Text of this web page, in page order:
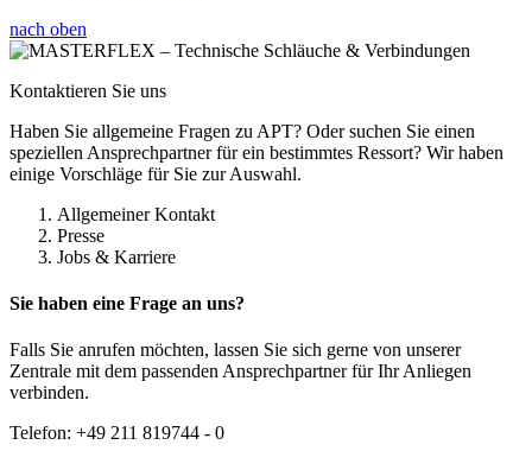
nach oben
Kontaktieren Sie uns
Haben Sie allgemeine Fragen zu APT? Oder suchen Sie einen
speziellen Ansprechpartner für ein bestimmtes Ressort? Wir haben
einige Vorschläge für Sie zur Auswahl.
Allgemeiner Kontakt
Presse
Jobs & Karriere
Sie haben eine Frage an uns?
Falls Sie anrufen möchten, lassen Sie sich gerne von unserer
Zentrale mit dem passenden Ansprechpartner für Ihr Anliegen
verbinden.
Telefon: +49 211 819744 - 0